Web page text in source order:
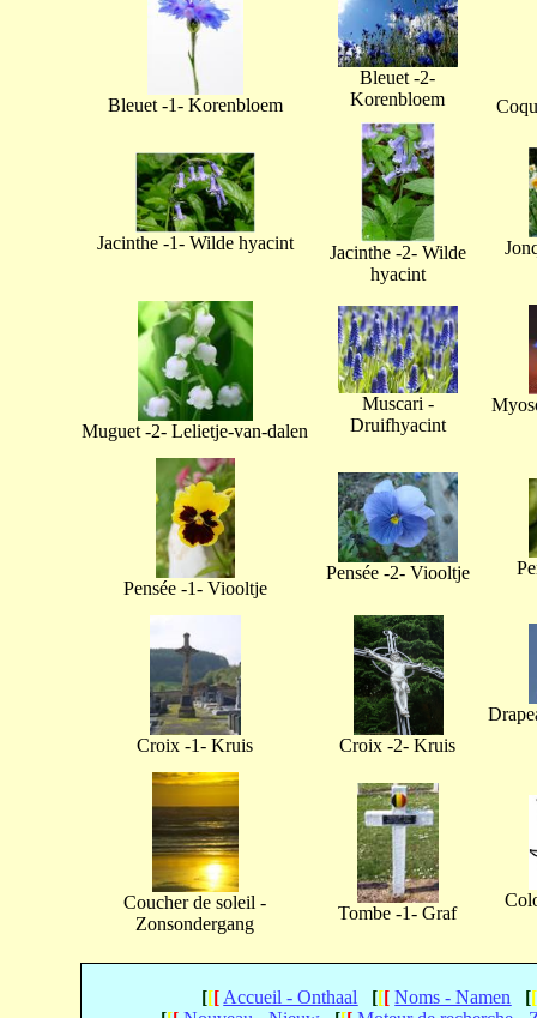
Bleuet -1- Korenbloem
Bleuet -2-
Korenbloem
Jacinthe -1- Wilde hyacint
Jacinthe -2- Wilde
hyacint
Muguet -2- Lelietje-van-dalen
Muscari -
Druifhyacint
Pensée -1- Viooltje
Pensée -2- Viooltje
Croix -1- Kruis Croix -2- Kruis
Coucher de soleil -
Zonsondergang
Tombe -1- Graf
[[[ Accueil - Onthaal [[[ Noms - Namen [[